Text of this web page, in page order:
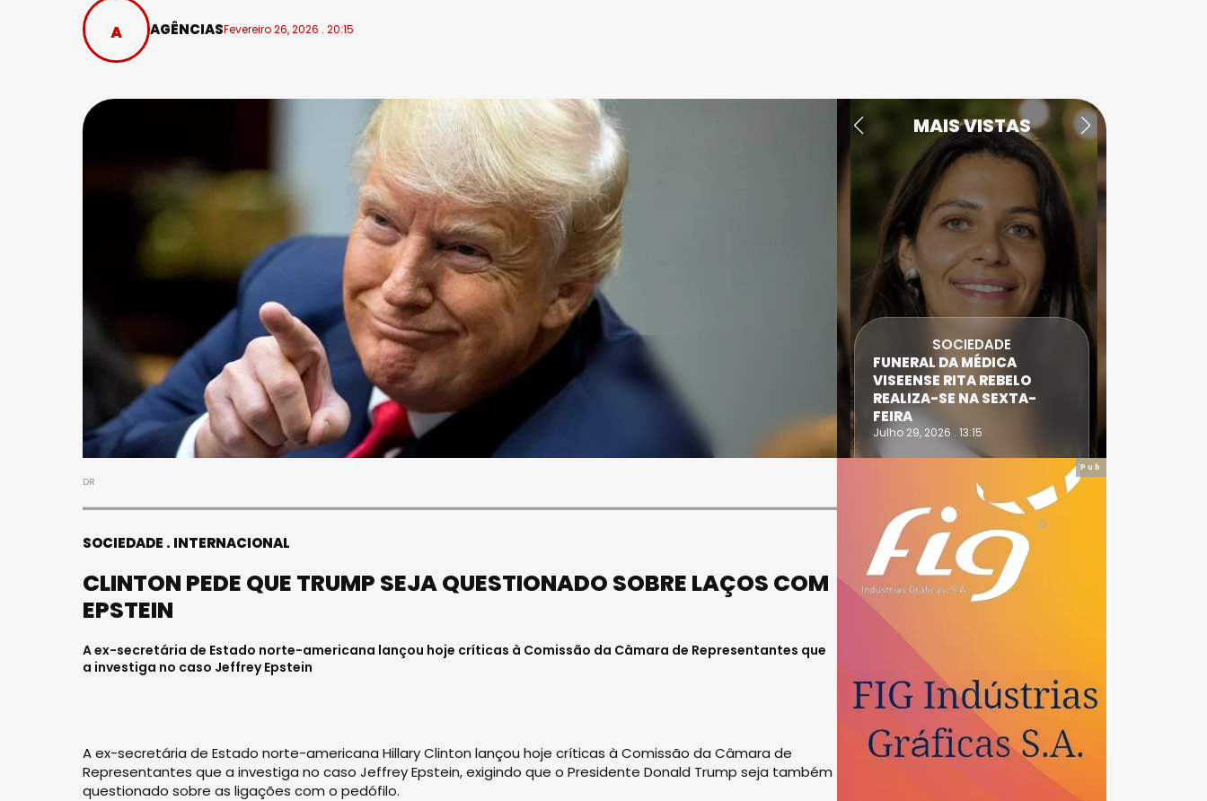
AGÊNCIASFevereiro 26, 2026 . 20:15
DR
SOCIEDADE INTERNACIONAL
CLINTON PEDE QUE TRUMP SEJA QUESTIONADO SOBRE LAÇOS COM
EPSTEIN
A ex-secretária de Estado norte-americana lançou hoje críticas à Comissão da Câmara de Representantes que
a investiga no caso Jeffrey Epstein
A ex-secretária de Estado norte-americana Hillary Clinton lançou hoje críticas à Comissão da Câmara de
Representantes que a investiga no caso Jeffrey Epstein, exigindo que o Presidente Donald Trump seja também
questionado sobre as ligações com o pedófilo.
MAIS VISTAS
SOCIEDADE
FALECEU PAULA ALMEIDA,
JOVEM ENFERMEIRA NO
HOSPITAL DE VISEU
Julho 27, 2026 . 11:00
SOCIEDADE
FUNERAL DA MÉDICA
VISEENSE RITA REBELO
REALIZA-SE NA SEXTA-
FEIRA
Julho 29, 2026 . 13:15
Pub